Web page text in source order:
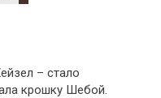
– стало
крошку Шебой.